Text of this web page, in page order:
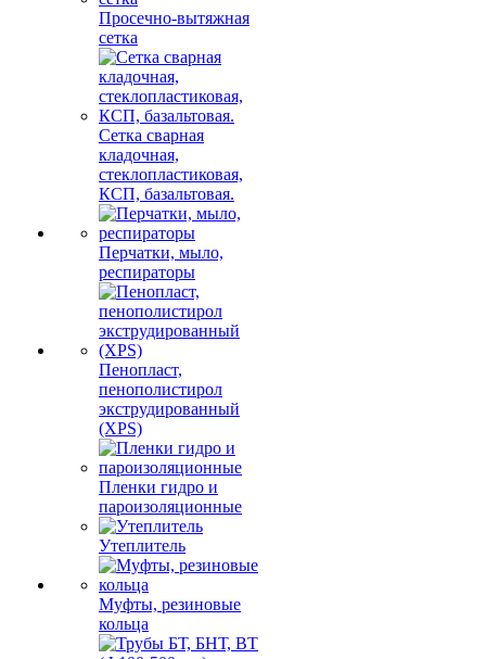
Просечно-вытяжная
сетка
Сетка сварная
кладочная,
стеклопластиковая,
КСП, базальтовая.
Перчатки, мыло,
респираторы
Пенопласт,
пенополистирол
экструдированный
(XPS)
Пленки гидро и
пароизоляционные
Утеплитель
Муфты, резиновые
кольца